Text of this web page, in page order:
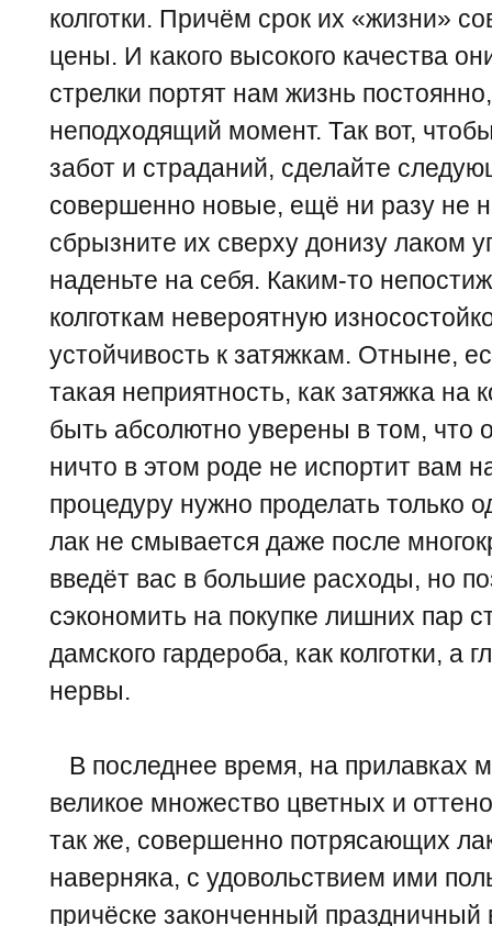
колготки. Причём срок их «жизни»
цены. И какого высокого качества
стрелки портят нам жизнь
неподходящий момент. Так вот,
забот и страданий, сделайте
совершенно новые, ещё ни разу не
сбрызните их сверху донизу лаком
наденьте на себя. Каким-то
колготкам невероятную
устойчивость к затяжкам. Отныне,
такая неприятность, как затяжка на
быть абсолютно уверены в том, что
ничто в этом роде не испортит вам
процедуру нужно проделать только
лак не смывается даже после
введёт вас в большие расходы, но
сэкономить на покупке лишних пар
дамского гардероба, как колготки, а
нервы.
В последнее время, на прилавках
великое множество цветных и
так же, совершенно потрясающих
наверняка, с удовольствием ими
причёске законченный праздничный